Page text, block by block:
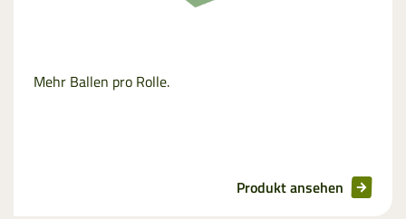
Mehr Ballen pro Rolle.
Produkt ansehen